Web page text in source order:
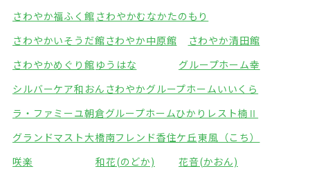
さわやか福ふく館 さわやかむなかたのもり
さわやかいそうだ館さわやか中原館
さわやか清田館
さわやかめぐり館 ゆうはな
グループホーム幸
シルバーケア和おん さわやかグループホームいいくら
ラ・ファミーユ朝倉グループホームひかり レスト楠Ⅱ
グランドマスト大橋南フレンド香住ケ丘東風（こち）
咲楽
和花(のどか)
花音(かおん)